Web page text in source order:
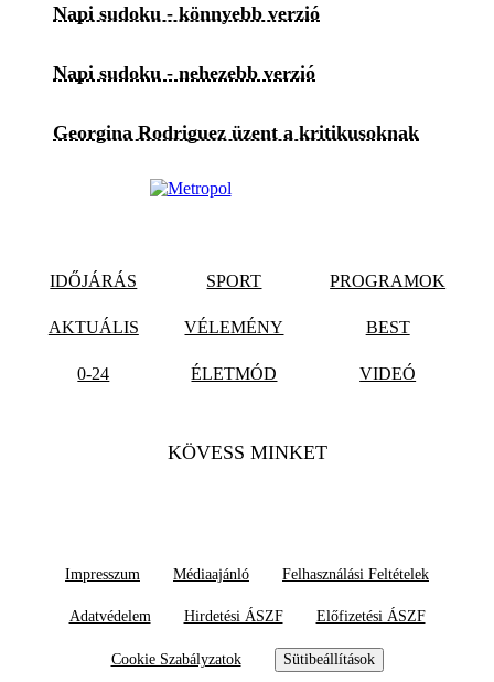
Napi sudoku - könnyebb verzió
Napi sudoku - nehezebb verzió
Georgina Rodriguez üzent a kritikusoknak
IDŐJÁRÁS SPORT PROGRAMOK
AKTUÁLIS VÉLEMÉNY BEST
0-24 ÉLETMÓD VIDEÓ
KÖVESS MINKET
Impresszum Médiaajánló Felhasználási Feltételek
Adatvédelem Hirdetési ÁSZF Előfizetési ÁSZF
Cookie Szabályzatok Sütibeállítások